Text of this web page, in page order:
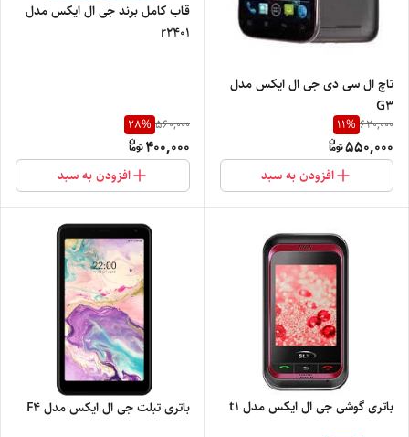
تاچ ال سی دی جی ال ایکس مدل
G3
620,000
11%
550,000
افزودن به سبد
قاب کامل برند جی ال ایکس مدل
r2401
560,000
28%
400,000
افزودن به سبد
باتری گوشی جی ال ایکس مدل t1 باتری تبلت جی ال ایکس مدل F4